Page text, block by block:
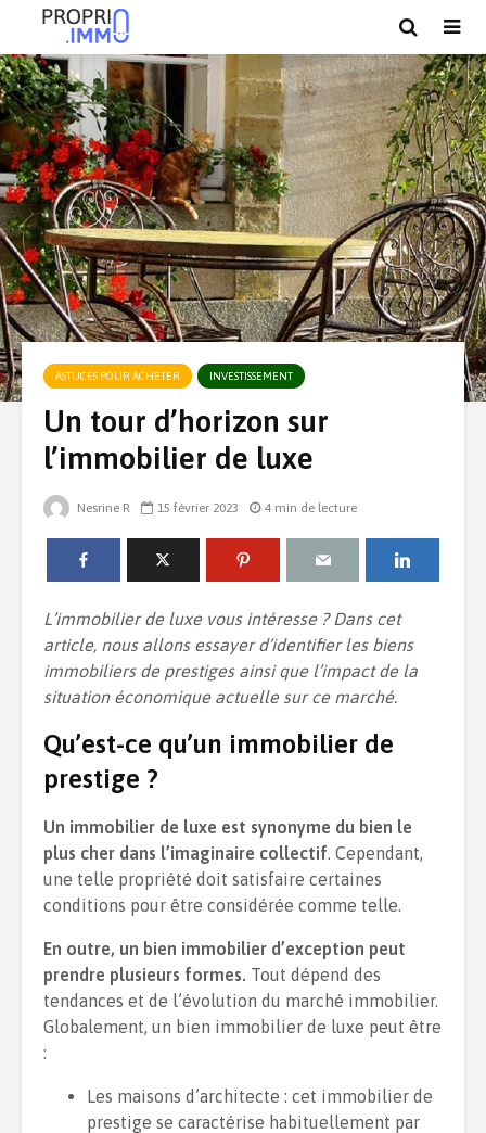
ASTUCES POUR ACHETER INVESTISSEMENT
Un tour d’horizon sur
l’immobilier de luxe
Nesrine R 15 février 2023 4 min de lecture
L’immobilier de luxe vous intéresse ? Dans cet
article, nous allons essayer d’identifier les biens
immobiliers de prestiges ainsi que l’impact de la
situation économique actuelle sur ce marché.
Qu’est-ce qu’un immobilier de
prestige ?
Un immobilier de luxe est synonyme du bien le
plus cher dans l’imaginaire collectif. Cependant,
une telle propriété doit satisfaire certaines
conditions pour être considérée comme telle.
En outre, un bien immobilier d’exception peut
prendre plusieurs formes. Tout dépend des
tendances et de l’évolution du marché immobilier.
Globalement, un bien immobilier de luxe peut être
:
Les maisons d’architecte : cet immobilier de
prestige se caractérise habituellement par
Installer une piscine
bien gérer ce projet
?
Le duplex : quel
intérêt ?
7 tendances déco à
pour sa